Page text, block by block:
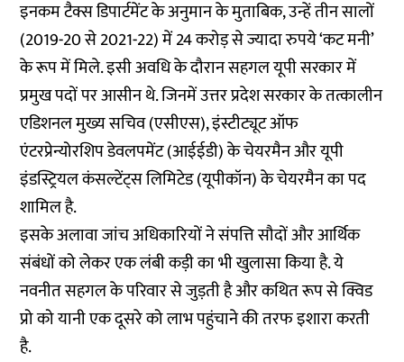
इनकम टैक्स डिपार्टमेंट के अनुमान के मुताबिक, उन्हें तीन सालों
(2019-20 से 2021-22) में 24 करोड़ से ज्यादा रुपये ‘कट मनी’
के रूप में मिले. इसी अवधि के दौरान सहगल यूपी सरकार में
प्रमुख पदों पर आसीन थे. जिनमें उत्तर प्रदेश सरकार के तत्कालीन
एडिशनल मुख्य सचिव (एसीएस), इंस्टीट्यूट ऑफ
एंटरप्रेन्योरशिप डेवलपमेंट (आईईडी) के चेयरमैन और यूपी
इंडस्ट्रियल कंसल्टेंट्स लिमिटेड (यूपीकॉन) के चेयरमैन का पद
शामिल है.
इसके अलावा जांच अधिकारियों ने संपत्ति सौदों और आर्थिक
संबंधों को लेकर एक लंबी कड़ी का भी खुलासा किया है. ये
नवनीत सहगल के परिवार से जुड़ती है और कथित रूप से क्विड
प्रो को यानी एक दूसरे को लाभ पहुंचाने की तरफ इशारा करती
है.